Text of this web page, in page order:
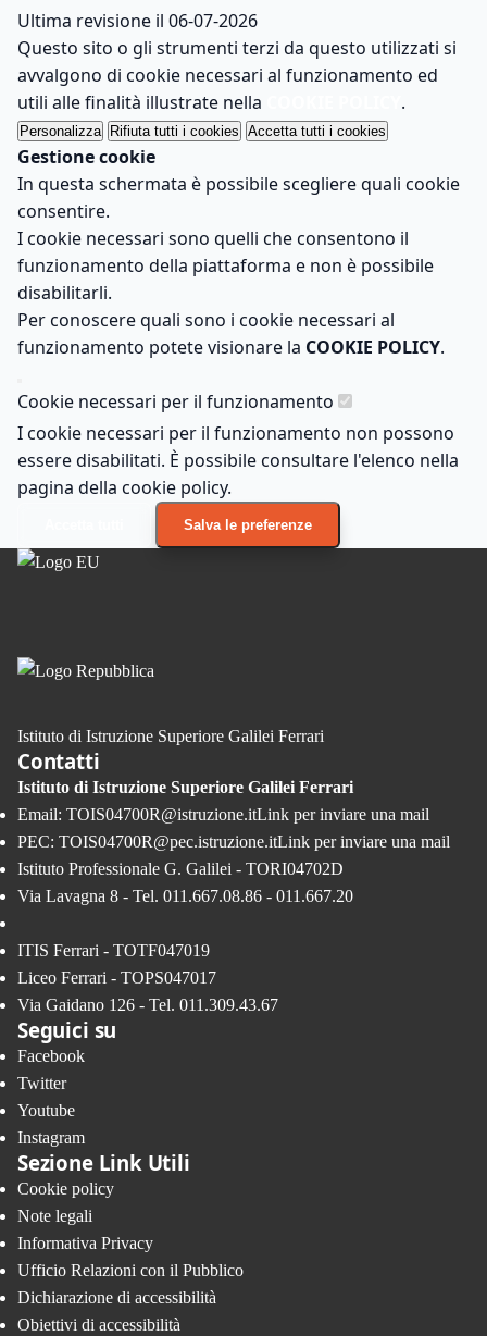
Ultima revisione il 06-07-2026
Questo sito o gli strumenti terzi da questo utilizzati si
avvalgono di cookie necessari al funzionamento ed
utili alle finalità illustrate nella
.
Personalizza Rifiuta tutti i cookies Accetta tutti i cookies
Gestione cookie
In questa schermata è possibile scegliere quali cookie
consentire.
I cookie necessari sono quelli che consentono il
funzionamento della piattaforma e non è possibile
disabilitarli.
Per conoscere quali sono i cookie necessari al
funzionamento potete visionare la COOKIE POLICY.
Cookie necessari per il funzionamento
I cookie necessari per il funzionamento non possono
essere disabilitati. È possibile consultare l'elenco nella
pagina della cookie policy.
Salva le preferenze
Istituto di Istruzione Superiore Galilei Ferrari
Contatti
Istituto di Istruzione Superiore Galilei Ferrari
Email: TOIS04700R@istruzione.itLink per inviare una mail
PEC: TOIS04700R@pec.istruzione.itLink per inviare una mail
Istituto Professionale G. Galilei - TORI04702D
Via Lavagna 8 - Tel. 011.667.08.86 - 011.667.20
ITIS Ferrari - TOTF047019
Liceo Ferrari - TOPS047017
Via Gaidano 126 - Tel. 011.309.43.67
Seguici su
Facebook
Twitter
Youtube
Instagram
Sezione Link Utili
Cookie policy
Note legali
Informativa Privacy
Ufficio Relazioni con il Pubblico
Dichiarazione di accessibilità
Obiettivi di accessibilità